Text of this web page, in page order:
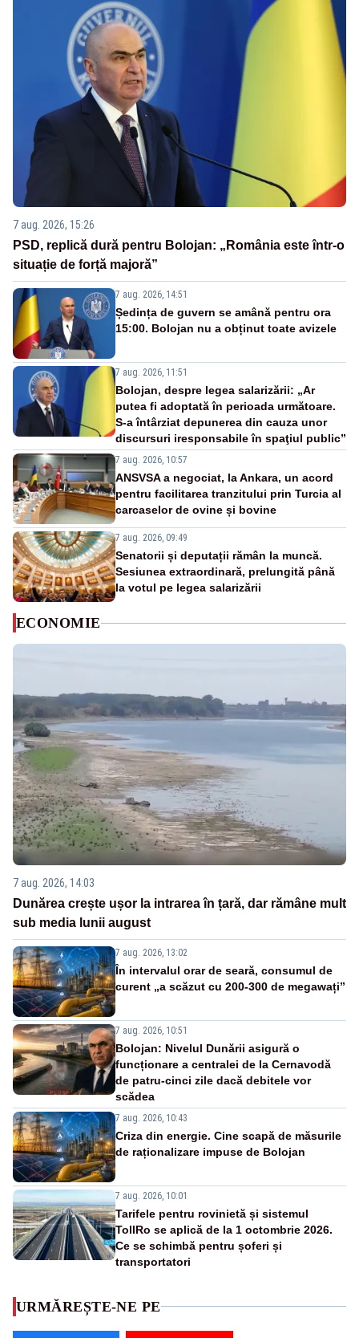
7 aug. 2026, 15:26
PSD, replică dură pentru Bolojan: „România este într-o
situație de forță majoră”
7 aug. 2026, 14:51
Ședința de guvern se amână pentru ora
15:00. Bolojan nu a obținut toate avizele
7 aug. 2026, 11:51
Bolojan, despre legea salarizării: „Ar
putea fi adoptată în perioada următoare.
S-a întârziat depunerea din cauza unor
discursuri iresponsabile în spaţiul public”
7 aug. 2026, 10:57
ANSVSA a negociat, la Ankara, un acord
pentru facilitarea tranzitului prin Turcia al
carcaselor de ovine și bovine
7 aug. 2026, 09:49
Senatorii și deputații rămân la muncă.
Sesiunea extraordinară, prelungită până
la votul pe legea salarizării
ECONOMIE
7 aug. 2026, 14:03
Dunărea crește ușor la intrarea în țară, dar rămâne mult
sub media lunii august
7 aug. 2026, 13:02
În intervalul orar de seară, consumul de
curent „a scăzut cu 200-300 de megawați”
7 aug. 2026, 10:51
Bolojan: Nivelul Dunării asigură o
funcționare a centralei de la Cernavodă
de patru-cinci zile dacă debitele vor
scădea
7 aug. 2026, 10:43
Criza din energie. Cine scapă de măsurile
de raționalizare impuse de Bolojan
7 aug. 2026, 10:01
Tarifele pentru rovinietă și sistemul
TollRo se aplică de la 1 octombrie 2026.
Ce se schimbă pentru șoferi și
transportatori
URMĂREȘTE-NE PE